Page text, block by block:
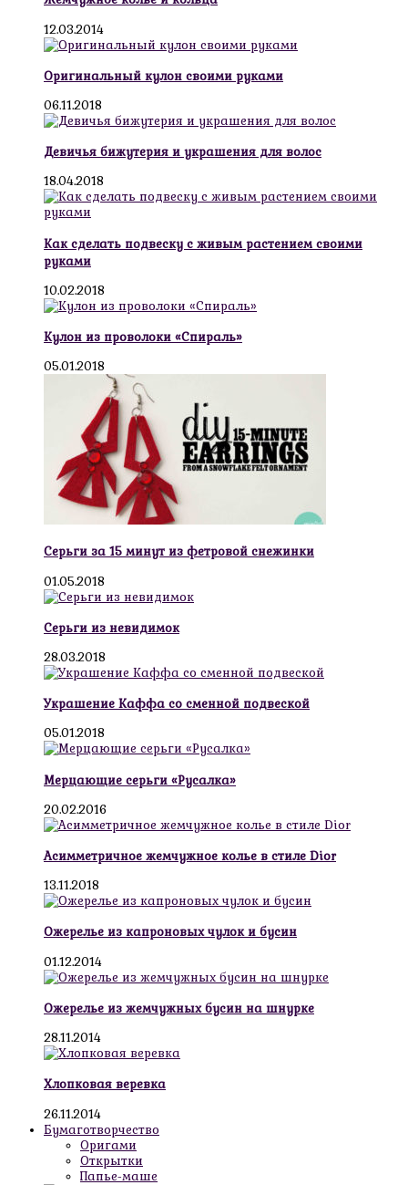
12.03.2014
Оригинальный кулон своими руками
06.11.2018
Девичья бижутерия и украшения для волос
18.04.2018
Как сделать подвеску с живым растением своими
руками
10.02.2018
Кулон из проволоки «Спираль»
05.01.2018
Серьги за 15 минут из фетровой снежинки
01.05.2018
Серьги из невидимок
28.03.2018
Украшение Каффа со сменной подвеской
05.01.2018
Мерцающие серьги «Русалка»
20.02.2016
Асимметричное жемчужное колье в стиле Dior
13.11.2018
Ожерелье из капроновых чулок и бусин
01.12.2014
Ожерелье из жемчужных бусин на шнурке
28.11.2014
Хлопковая веревка
26.11.2014
Бумаготворчество
Оригами
Открытки
Папье-маше